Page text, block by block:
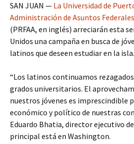
SAN JUAN — La Universidad de
Administración de Asuntos
(PRFAA, en inglés) arreciarán esta
Unidos una campaña en busca de
latinos que deseen estudiar en la isla.
“Los latinos continuamos
grados universitarios. El
nuestros jóvenes es imprescindible
económico y político de nuestras
Eduardo Bhatia, director ejecutivo de
principal está en Washington.